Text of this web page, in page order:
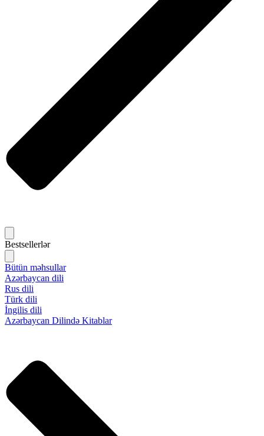
Bestsellerlər
Bütün məhsullar
Azərbaycan dili
Rus dili
Türk dili
İngilis dili
Azərbaycan Dilində Kitablar